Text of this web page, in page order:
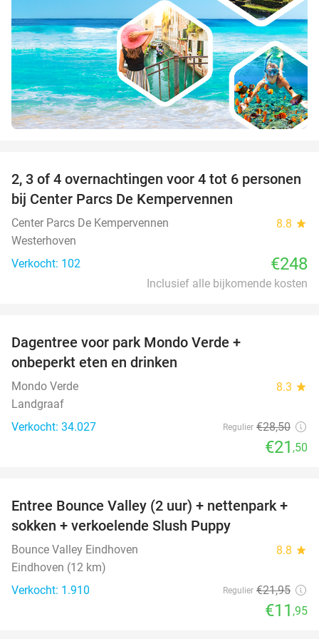
2, 3 of 4 overnachtingen voor 4 tot 6 personen
bij Center Parcs De Kempervennen
Center Parcs De Kempervennen 8.8 star
Westerhoven
Verkocht: 102
€248
Inclusief alle bijkomende kosten
Dagentree voor park Mondo Verde +
onbeperkt eten en drinken
Mondo Verde 8.3 star
Landgraaf
Verkocht: 34.027
Regulier €28,50
€21 ,50
46%
Entree Bounce Valley (2 uur) + nettenpark +
sokken + verkoelende Slush Puppy
Bounce Valley Eindhoven 8.8 star
Eindhoven (12 km)
Verkocht: 1.910
Regulier €21,95
€11 ,95